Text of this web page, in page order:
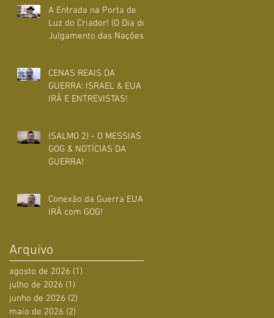
A Entrada na Porta de
Luz do Criador! (O Dia do
Julgamento das Nações)
CENAS REAIS DA
GUERRA: ISRAEL & EUA X
IRÃ E ENTREVISTAS!
(SALMO 2) - O MESSIAS e
GOG & NOTÍCIAS DA
GUERRA!
Conexão da Guerra EUA x
IRÃ com GOG!
Arquivo
agosto de 2026 (1)
julho de 2026 (1)
junho de 2026 (2)
maio de 2026 (2)